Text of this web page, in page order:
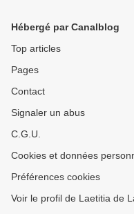
Hébergé par Canalblog
Top articles
Pages
Contact
Signaler un abus
C.G.U.
Cookies et données
Préférences cookies
Voir le profil de Laetitia de